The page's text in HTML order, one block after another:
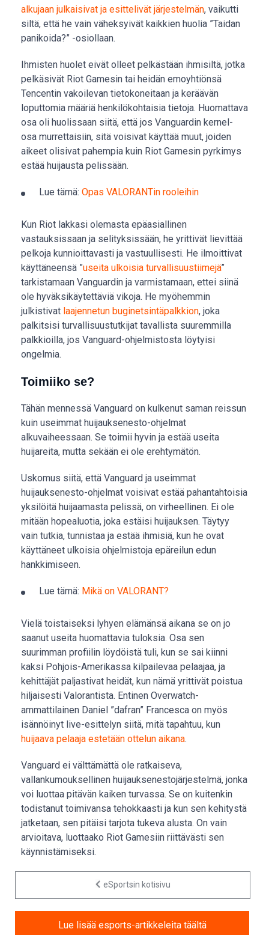
alkujaan julkaisivat ja esittelivät järjestelmän, vaikutti
siltä, että he vain väheksyivät kaikkien huolia ”Taidan
panikoida?” -osiollaan.
Ihmisten huolet eivät olleet pelkästään ihmisiltä, jotka
pelkäsivät Riot Gamesin tai heidän emoyhtiönsä
Tencentin vakoilevan tietokoneitaan ja keräävän
loputtomia määriä henkilökohtaisia tietoja. Huomattava
osa oli huolissaan siitä, että jos Vanguardin kernel-
osa murrettaisiin, sitä voisivat käyttää muut, joiden
aikeet olisivat pahempia kuin Riot Gamesin pyrkimys
estää huijausta pelissään.
Lue tämä: Opas VALORANTin rooleihin
Kun Riot lakkasi olemasta epäasiallinen
vastauksissaan ja selityksissään, he yrittivät lievittää
pelkoja kunnioittavasti ja vastuullisesti. He ilmoittivat
käyttäneensä ”useita ulkoisia turvallisuustiimejä”
tarkistamaan Vanguardin ja varmistamaan, ettei siinä
ole hyväksikäytettäviä vikoja. He myöhemmin
julkistivat laajennetun buginetsintäpalkkion, joka
palkitsisi turvallisuustutkijat tavallista suuremmilla
palkkioilla, jos Vanguard-ohjelmistosta löytyisi
ongelmia.
Toimiiko se?
Tähän mennessä Vanguard on kulkenut saman reissun
kuin useimmat huijauksenesto-ohjelmat
alkuvaiheessaan. Se toimii hyvin ja estää useita
huijareita, mutta sekään ei ole erehtymätön.
Uskomus siitä, että Vanguard ja useimmat
huijauksenesto-ohjelmat voisivat estää pahantahtoisia
yksilöitä huijaamasta pelissä, on virheellinen. Ei ole
mitään hopealuotia, joka estäisi huijauksen. Täytyy
vain tutkia, tunnistaa ja estää ihmisiä, kun he ovat
käyttäneet ulkoisia ohjelmistoja epäreilun edun
hankkimiseen.
Lue tämä: Mikä on VALORANT?
Vielä toistaiseksi lyhyen elämänsä aikana se on jo
saanut useita huomattavia tuloksia. Osa sen
suurimman profiilin löydöistä tuli, kun se sai kiinni
kaksi Pohjois-Amerikassa kilpailevaa pelaajaa, ja
kehittäjät paljastivat heidät, kun nämä yrittivät poistua
hiljaisesti Valorantista. Entinen Overwatch-
ammattilainen Daniel ”dafran” Francesca on myös
isännöinyt live-esittelyn siitä, mitä tapahtuu, kun
huijaava pelaaja estetään ottelun aikana.
Vanguard ei välttämättä ole ratkaiseva,
vallankumouksellinen huijauksenestojärjestelmä, jonka
voi luottaa pitävän kaiken turvassa. Se on kuitenkin
todistanut toimivansa tehokkaasti ja kun sen kehitystä
jatketaan, sen pitäisi tarjota tukeva alusta. On vain
arvioitava, luottaako Riot Gamesiin riittävästi sen
käynnistämiseksi.
eSportsin kotisivu
Lue lisää esports-artikkeleita täältä